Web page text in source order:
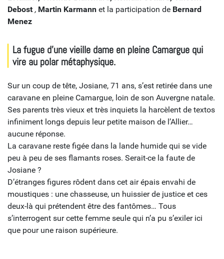
Debost , Martin Karmann et la participation de Bernard
Menez
La fugue d’une vieille dame en pleine Camargue qui
vire au polar métaphysique.
Sur un coup de tête, Josiane, 71 ans, s’est retirée dans une
caravane en pleine Camargue, loin de son Auvergne natale.
Ses parents très vieux et très inquiets la harcèlent de textos
infiniment longs depuis leur petite maison de l’Allier…
aucune réponse.
La caravane reste figée dans la lande humide qui se vide
peu à peu de ses flamants roses. Serait-ce la faute de
Josiane ?
D’étranges figures rôdent dans cet air épais envahi de
moustiques : une chasseuse, un huissier de justice et ces
deux-là qui prétendent être des fantômes… Tous
s’interrogent sur cette femme seule qui n’a pu s’exiler ici
que pour une raison supérieure.